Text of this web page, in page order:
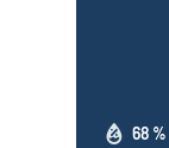
68 %